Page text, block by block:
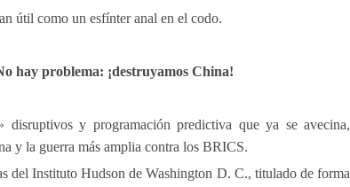
útil como un esfínter anal en el codo.
hay problema: ¡destruyamos China!
disruptivos y programación predictiva que ya se avecina,
y la guerra más amplia contra los BRICS.
del Instituto Hudson de Washington D. C., titulado de forma